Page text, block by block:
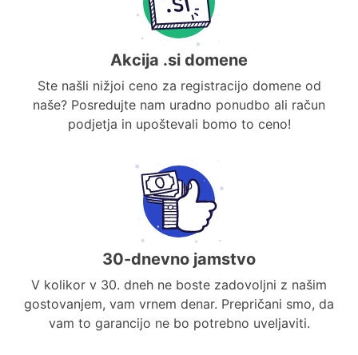
Akcija .si domene
Ste našli nižjoi ceno za registracijo domene od
naše? Posredujte nam uradno ponudbo ali račun
podjetja in upoštevali bomo to ceno!
30-dnevno jamstvo
V kolikor v 30. dneh ne boste zadovoljni z našim
gostovanjem, vam vrnem denar. Prepričani smo, da
vam to garancijo ne bo potrebno uveljaviti.